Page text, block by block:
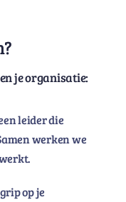
je organisatie:
leider die
werken we
op je